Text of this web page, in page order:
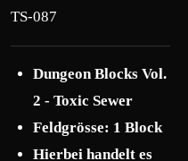
TS-087
Dungeon Blocks Vol.
2 - Toxic Sewer
Feldgrösse: 1 Block
Hierbei handelt es